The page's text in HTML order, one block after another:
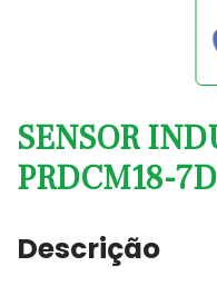
SENSOR
PRDCM18-
Descrição